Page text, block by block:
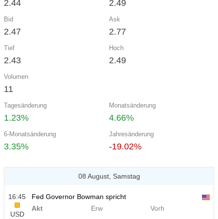
2.44 2.49
Bid
2.47
Ask
2.77
Tief
2.43
Hoch
2.49
Volumen
11
Tagesänderung
1.23%
Monatsänderung
4.66%
6-Monatsänderung
3.35%
Jahresänderung
-19.02%
08 August, Samstag
16:45
USD
Fed Governor Bowman spricht
Akt
Erw Vorh